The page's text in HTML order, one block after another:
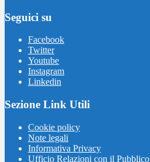
Seguici su
Facebook
Twitter
Youtube
Instagram
Linkedin
Sezione Link Utili
Cookie policy
Note legali
Informativa Privacy
Ufficio Relazioni con il Pubblico